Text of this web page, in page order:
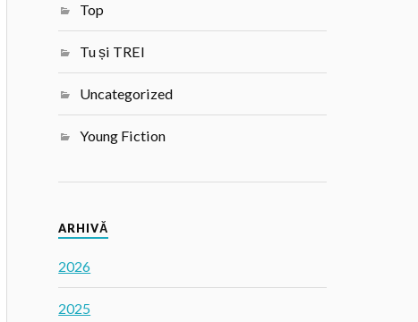
Top
Tu și TREI
Uncategorized
Young Fiction
ARHIVĂ
2026
2025